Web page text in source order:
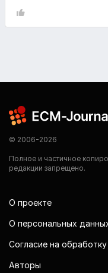
© 2006-2026
Полное и частичное
редакции запрещено.
О проекте
О персональных
Согласие на
Авторы